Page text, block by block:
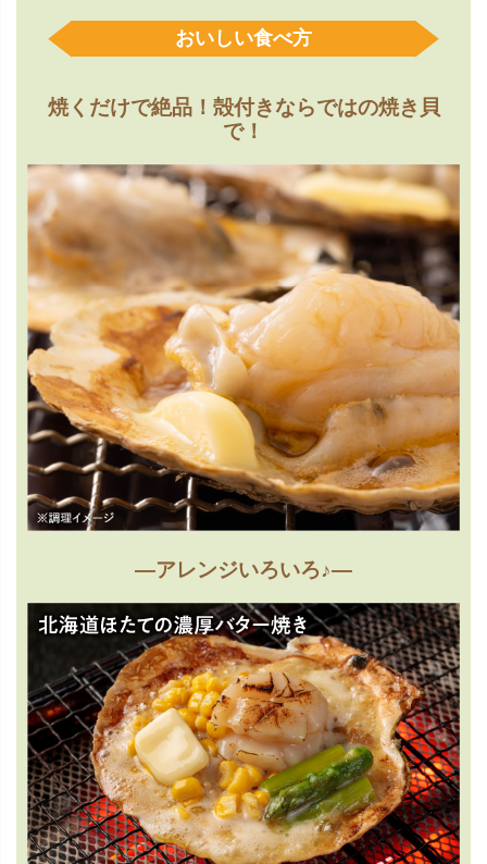
おいしい食べ方
焼くだけで絶品！殻付きならではの焼き貝
で！
—アレンジいろいろ♪—